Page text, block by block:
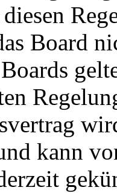
Board
kann